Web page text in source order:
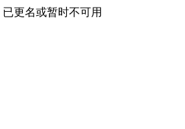
已更名或暂时不可用